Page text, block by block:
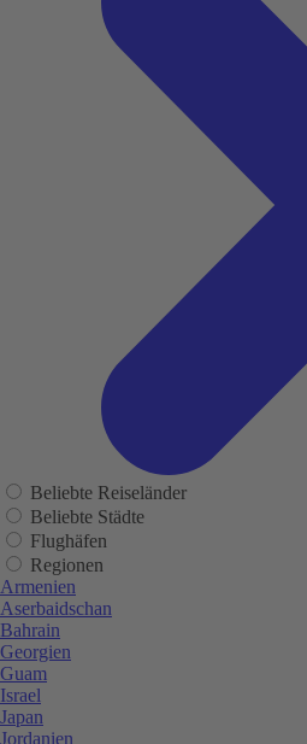
Beliebte Reiseländer
Beliebte Städte
Flughäfen
Regionen
Armenien
Aserbaidschan
Bahrain
Georgien
Guam
Israel
Japan
Jordanien